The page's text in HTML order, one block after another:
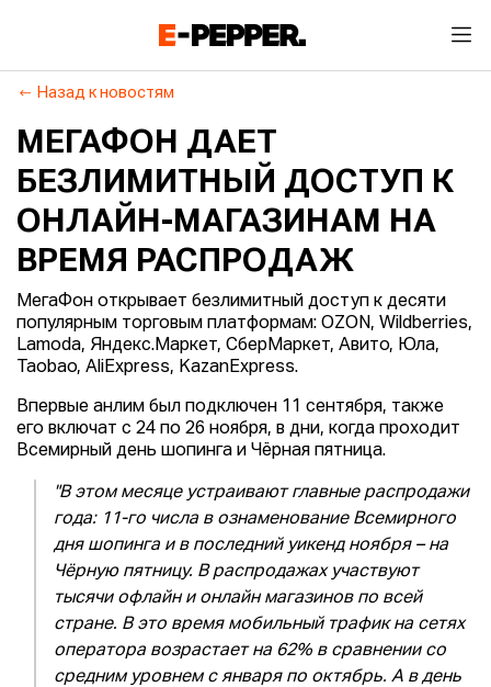
Назад к новостям
МЕГАФОН ДАЕТ
БЕЗЛИМИТНЫЙ ДОСТУП К
ОНЛАЙН-МАГАЗИНАМ НА
ВРЕМЯ РАСПРОДАЖ
МегаФон открывает безлимитный доступ к десяти
популярным торговым платформам: OZON, Wildberries,
Lamoda, Яндекс.Маркет, СберМаркет, Авито, Юла,
Taobao, AliExpress, KazanExpress.
Впервые анлим был подключен 11 сентября, также
его включат с 24 по 26 ноября, в дни, когда проходит
Всемирный день шопинга и Чёрная пятница.
"В этом месяце устраивают главные распродажи
года: 11-го числа в ознаменование Всемирного
дня шопинга и в последний уикенд ноября – на
Чёрную пятницу. В распродажах участвуют
тысячи офлайн и онлайн магазинов по всей
стране. В это время мобильный трафик на сетях
оператора возрастает на 62% в сравнении со
средним уровнем с января по октябрь. А в день